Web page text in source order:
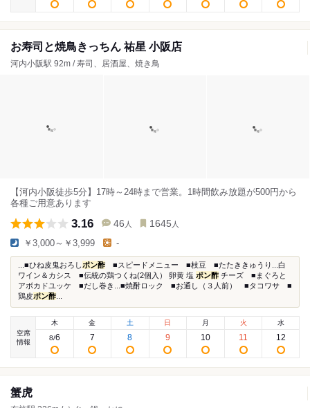
お寿司と焼鳥きっちん 祐星 小阪店
河内小阪駅 92m / 寿司、居酒屋、焼き鳥
【河内小阪徒歩5分】17時～24時まで営業。1時間飲み放題が500円から
各種ご用意あります
3.16 46 人 1645 人
￥3,000～￥3,999 -
...■ひね皮鬼おろし ポン酢 ■スピードメニュー ■枝豆 ■たたききゅうり...白
ワイン＆カシス ■伝統の鶏つくね(2個入） 卵黄 塩 ポン酢 チーズ ■まぐろと
アボカドユッケ ■だし巻き...■焼酎ロック ■お通し（３人前） ■タコワサ ■
鶏皮ポン酢
空席
情報
木
8/6
金
7
土
8
日
9
月
10
火
11
水
12
蟹虎